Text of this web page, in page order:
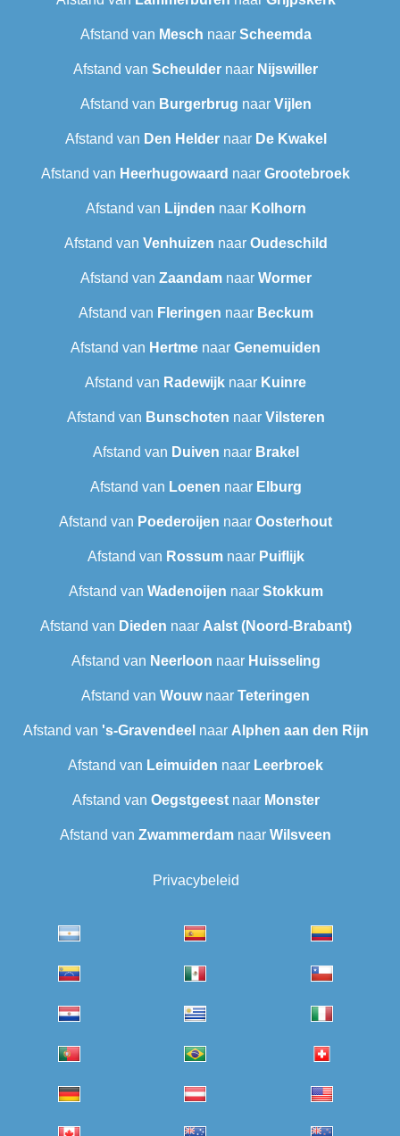
Afstand van Mesch naar Scheemda
Afstand van Scheulder naar Nijswiller
Afstand van Burgerbrug naar Vijlen
Afstand van Den Heldernaar De Kwakel
Afstand van Heerhugowaard naar Grootebroek
Afstand van Lijnden naar Kolhorn
Afstand van Venhuizen naar Oudeschild
Afstand van Zaandamnaar Wormer
Afstand van Fleringen naar Beckum
Afstand van Hertme naar Genemuiden
Afstand van Radewijk naar Kuinre
Afstand van Bunschoten naar Vilsteren
Afstand van Duiven naar Brakel
Afstand van Loenen naar Elburg
Afstand van Poederoijen naar Oosterhout
Afstand van Rossumnaar Puiflijk
Afstand van Wadenoijen naar Stokkum
Afstand van Dieden naar Aalst (Noord-Brabant)
Afstand van Neerloon naar Huisseling
Afstand van Wouwnaar Teteringen
Afstand van 's-Gravendeel naar Alphen aan den Rijn
Afstand van Leimuiden naar Leerbroek
Afstand van Oegstgeestnaar Monster
Afstand van Zwammerdam naar Wilsveen‎
Privacybeleid